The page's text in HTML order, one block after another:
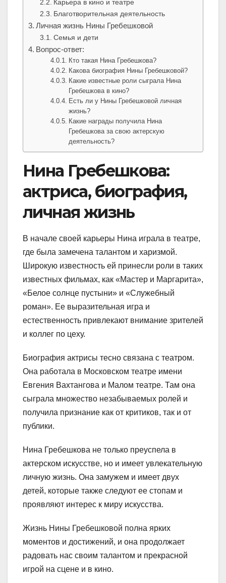
Карьера в кино и театре
Благотворительная деятельность
Личная жизнь Нины Гребешковой
Семья и дети
Вопрос-ответ:
Кто такая Нина Гребешкова?
Какова биография Нины Гребешковой?
Какие известные роли сыграла Нина
Гребешкова в кино?
Есть ли у Нины Гребешковой личная
жизнь?
Какие награды получила Нина
Гребешкова за свою актерскую
деятельность?
Нина Гребешкова:
актриса, биография,
личная жизнь
В начале своей карьеры Нина играла в театре,
где была замечена талантом и харизмой.
Широкую известность ей принесли роли в таких
известных фильмах, как «Мастер и Маргарита»,
«Белое солнце пустыни» и «Служебный
роман». Ее выразительная игра и
естественность привлекают внимание зрителей
и коллег по цеху.
Биография актрисы тесно связана с театром.
Она работала в Московском театре имени
Евгения Вахтангова и Малом театре. Там она
сыграла множество незабываемых ролей и
получила признание как от критиков, так и от
публики.
Нина Гребешкова не только преуспела в
актерском искусстве, но и имеет увлекательную
личную жизнь. Она замужем и имеет двух
детей, которые также следуют ее стопам и
проявляют интерес к миру искусства.
Жизнь Нины Гребешковой полна ярких
моментов и достижений, и она продолжает
радовать нас своим талантом и прекрасной
игрой на сцене и в кино.